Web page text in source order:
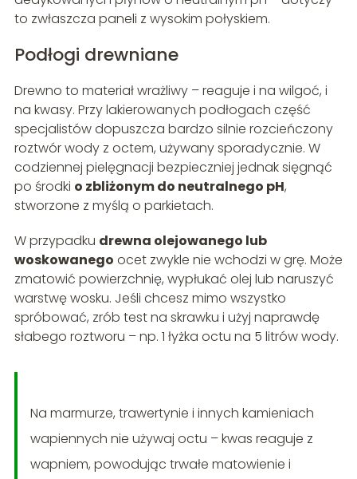
to zwłaszcza paneli z wysokim połyskiem.
Podłogi drewniane
Drewno to materiał wrażliwy – reaguje i na wilgoć, i
na kwasy. Przy lakierowanych podłogach część
specjalistów dopuszcza bardzo silnie rozcieńczony
roztwór wody z octem, używany sporadycznie. W
codziennej pielęgnacji bezpieczniej jednak sięgnąć
po środki o zbliżonym do neutralnego pH,
stworzone z myślą o parkietach.
W przypadku drewna olejowanego lub
woskowanego ocet zwykle nie wchodzi w grę. Może
zmatowić powierzchnię, wypłukać olej lub naruszyć
warstwę wosku. Jeśli chcesz mimo wszystko
spróbować, zrób test na skrawku i użyj naprawdę
słabego roztworu – np. 1 łyżka octu na 5 litrów wody.
Na marmurze, trawertynie i innych kamieniach
wapiennych nie używaj octu – kwas reaguje z
wapniem, powodując trwałe matowienie i